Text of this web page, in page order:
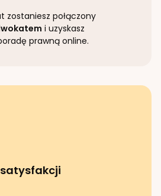
zostaniesz połączony
i uzyskasz
prawną online.